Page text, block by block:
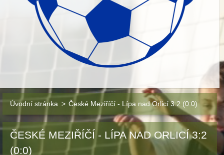
Úvodní stránka > České Meziříčí - Lípa nad Orlicí 3:2 (0:0)
ČESKÉ MEZIŘÍČÍ - LÍPA NAD ORLICÍ 3:2
(0:0)